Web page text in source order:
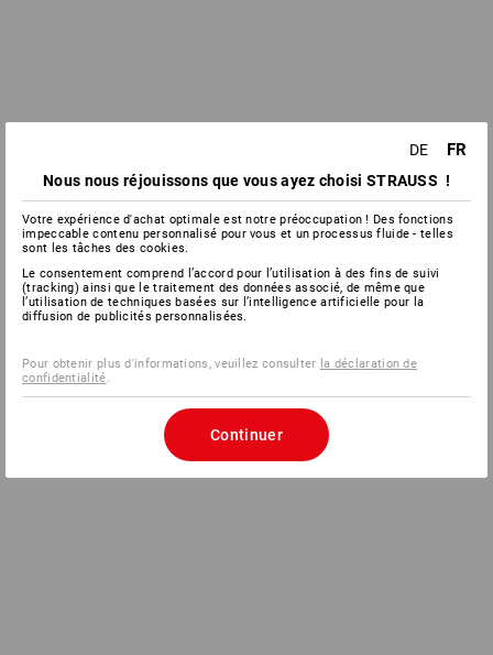
DE FR
Nous nous réjouissons que vous ayez choisi STRAUSS !
Votre expérience d'achat optimale est notre préoccupation ! Des fonctions
impeccable contenu personnalisé pour vous et un processus fluide - telles
sont les tâches des cookies.
Le consentement comprend l’accord pour l’utilisation à des fins de suivi
(tracking) ainsi que le traitement des données associé, de même que
l’utilisation de techniques basées sur l’intelligence artificielle pour la
diffusion de publicités personnalisées.
Pour obtenir plus d'informations, veuillez consulter la déclaration de
confidentialité.
Continuer